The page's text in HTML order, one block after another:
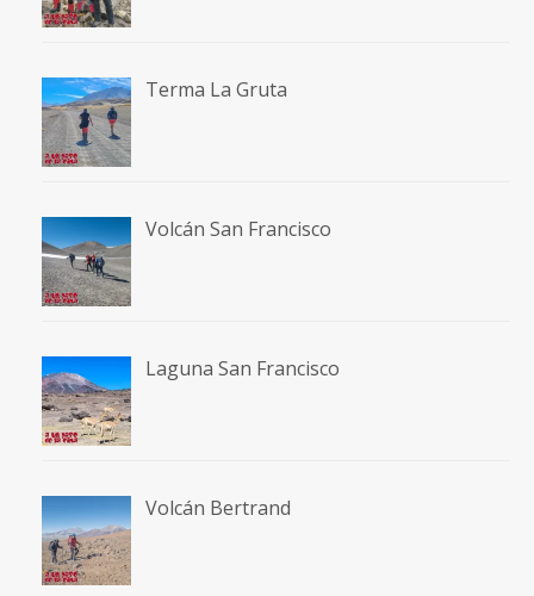
Terma La Gruta
Volcán San Francisco
Laguna San Francisco
Volcán Bertrand